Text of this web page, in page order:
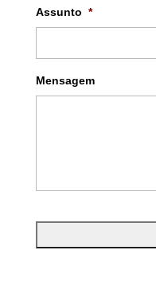
Assunto *
Mensagem